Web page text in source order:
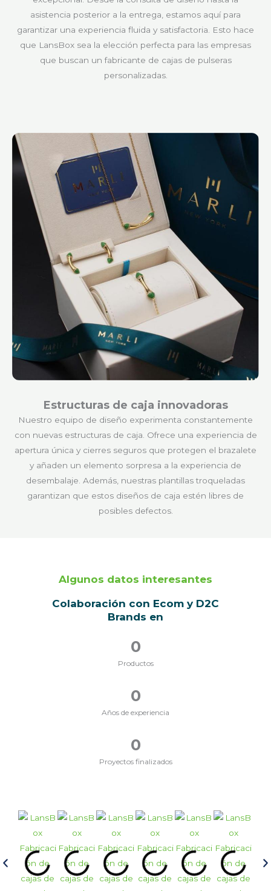
asistencia posterior a la entrega, estamos aquí para
garantizar una experiencia fluida y satisfactoria. Esto hace
que LansBox sea la elección perfecta para las empresas
que buscan un fabricante de cajas de pulseras
personalizadas.
Estructuras de caja innovadoras
Nuestro equipo de diseño experimenta constantemente
con nuevas estructuras de caja. Ofrece una experiencia de
apertura única y cierres seguros que protegen el brazalete
y añaden un elemento sorpresa a la experiencia de
desembalaje. Además, nuestras plantillas troqueladas
garantizan que estos diseños de caja estén libres de
posibles defectos.
Algunos datos interesantes
Colaboración con Ecom y D2C
Brands en
Productos
0
Años de experiencia
0
Proyectos finalizados
0